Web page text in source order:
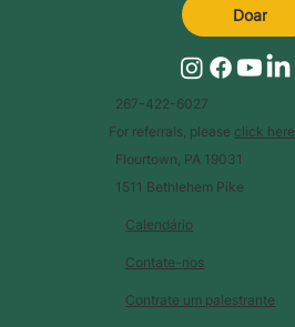
Calendário
Contate-nos
Contrate um palestrante
267-422-6027
For referrals, please click here
Flourtown, PA 19031
1511 Bethlehem Pike
Doar